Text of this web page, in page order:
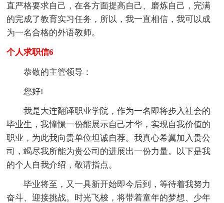
直严格要求自己，在各方面提高自己、磨炼自己，完满
的完成了教育实习任务，所以，我一直相信，我可以成
为一名合格的外语教师。
个人求职信6
恭敬的主管领导：
您好!
我是大连翻译职业学院，作为一名即将步入社会的
毕业生，我憧憬一份能展示自己才华，实现自我价值的
职业，为此我向贵单位坦诚自荐。我真心希翼加入贵公
司，竭尽我所能为贵公司的进展出一份力量。以下是我
的个人自我介绍，敬请指点。
毕业将至，又一具新开始即今后到，等待着我努力
奋斗、迎接挑战。时光飞梭，将带着童年的梦想、少年